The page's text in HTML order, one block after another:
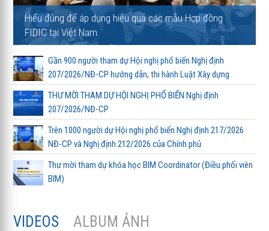
Hiểu đúng để áp dụng hiệu quả các mẫu Hợp đồng
FIDIC tại Việt Nam.
Gần 900 người tham dự Hội nghị phổ biến Nghị định
207/2026/NĐ-CP hướng dẫn, thi hành Luật Xây dựng
THƯ MỜI THAM DỰ HỘI NGHỊ PHỔ BIẾN Nghị định
207/2026/NĐ-CP
Trên 1000 người dự Hội nghị phổ biến Nghị định 217/2026
NĐ-CP và Nghị định 212/2026 của Chính phủ
Thư mời tham dự khóa học BIM Coordinator (Điều phối viên
BIM)
VIDEOS ALBUM ẢNH